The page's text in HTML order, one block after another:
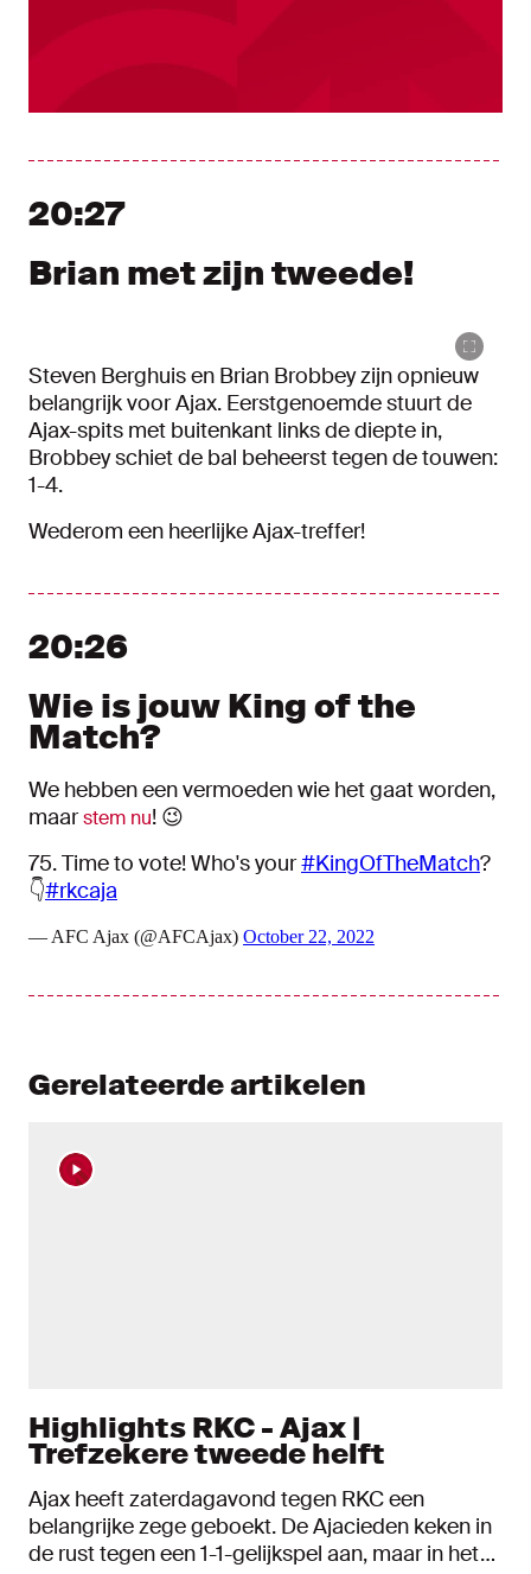
20:27
Brian met zijn tweede!
Steven Berghuis en Brian Brobbey zijn opnieuw
belangrijk voor Ajax. Eerstgenoemde stuurt de
Ajax-spits met buitenkant links de diepte in,
Brobbey schiet de bal beheerst tegen de touwen:
1-4.
Wederom een heerlijke Ajax-treffer!
20:26
Wie is jouw King of the
Match?
We hebben een vermoeden wie het gaat worden,
maarstem nu! 😉
75. Time to vote! Who's your#KingOfTheMatch?
👇#rkcaja
— AFC Ajax (@AFCAjax) October 22, 2022
Gerelateerde artikelen
Highlights RKC - Ajax |
Trefzekere tweede helft
Ajax heeft zaterdagavond tegen RKC een
belangrijke zege geboekt. De Ajacieden keken in
de rust tegen een 1-1-gelijkspel aan, maar in het